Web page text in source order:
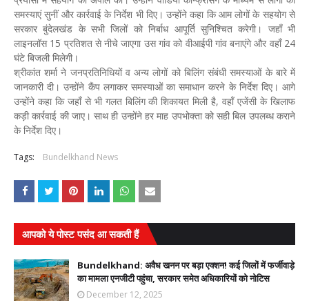
समस्याएं सुनीं और कार्रवाई के निर्देश भी दिए। उन्होंने कहा कि आम लोगों के सहयोग से
सरकार बुंदेलखंड के सभी जिलों को निर्बाध आपूर्ति सुनिश्चित करेगी। जहाँ भी
लाइनलॉस 15 प्रतिशत से नीचे जाएगा उस गांव को वीआईपी गांव बनाएंगे और वहाँ 24
घंटे बिजली मिलेगी।
श्रीकांत शर्मा ने जनप्रतिनिधियों व अन्य लोगों को बिलिंग संबंधी समस्याओं के बारे में
जानकारी दी। उन्होंने कैंप लगाकर समस्याओं का समाधान करने के निर्देश दिए। आगे
उन्होंने कहा कि जहाँ से भी गलत बिलिंग की शिकायत मिली है, वहाँ एजेंसी के खिलाफ
कड़ी कार्रवाई की जाए। साथ ही उन्होंने हर माह उपभोक्ता को सही बिल उपलब्ध कराने
के निर्देश दिए।
Tags: Bundelkhand News
आपको ये पोस्ट पसंद आ सकती हैं
Bundelkhand: अवैध खनन पर बड़ा एक्शन! कई जिलों में फर्जीवाड़े
का मामला एनजीटी पहुंचा, सरकार समेत अधिकारियों को नोटिस
December 12, 2025